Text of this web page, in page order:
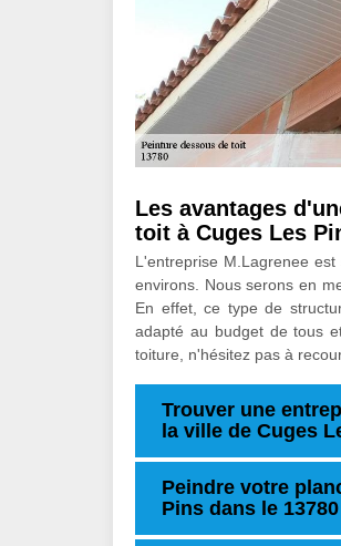
Les avantages
toit à Cuges Les
L'entreprise M.Lagrenee
environs. Nous serons en
En effet, ce type de
adapté au budget de tous
toiture, n'hésitez pas à
Trouver une
la ville de Cuges
Peindre votre
Pins dans le 13780